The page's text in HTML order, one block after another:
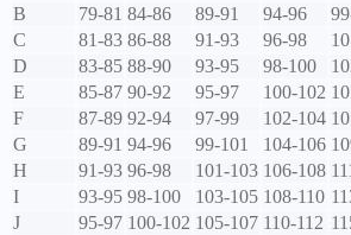
B
79-81 84-86 89-91 94-96
C
81-83 86-88 91-93 96-98
D
83-85 88-90 93-95 98-100
E
85-87 90-92 95-97 100-102
F
87-89 92-94 97-99 102-104
G
89-91 94-96 99-101 104-106
H
91-93 96-98 101-103 106-108
I
93-95 98-100 103-105 108-110
J
95-97 100-102 105-107 110-112